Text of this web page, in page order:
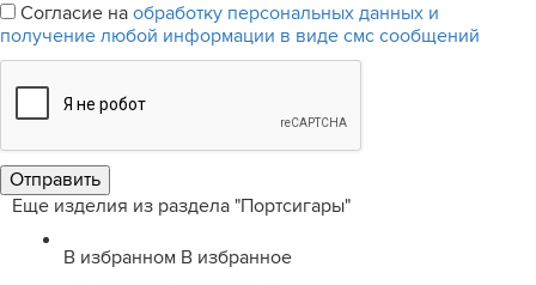
Согласие на обработку персональных данных и
получение любой информации в виде смс сообщений
Еще изделия из раздела "Портсигары"
В избранном В избранное